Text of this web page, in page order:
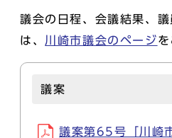
議会の日程、会議結果、
は、 川崎市議会のページ
議案
議案第65号「川崎